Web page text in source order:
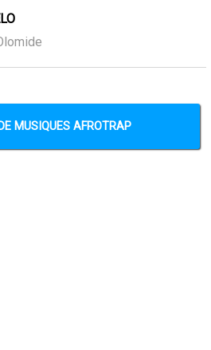
MUSIQUES AFROTRAP